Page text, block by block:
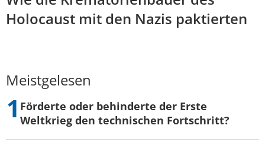
Holocaust mit den Nazis paktierten
Meistgelesen
Förderte oder behinderte der Erste
Weltkrieg den technischen Fortschritt?